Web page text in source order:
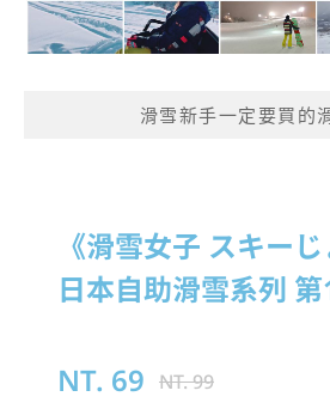
滑雪新手一定要買的